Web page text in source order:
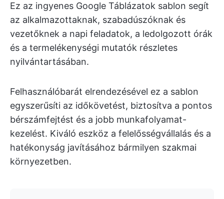
Ez az ingyenes Google Táblázatok sablon segít
az alkalmazottaknak, szabadúszóknak és
vezetőknek a napi feladatok, a ledolgozott órák
és a termelékenységi mutatók részletes
nyilvántartásában.
Felhasználóbarát elrendezésével ez a sablon
egyszerűsíti az időkövetést, biztosítva a pontos
bérszámfejtést és a jobb munkafolyamat-
kezelést. Kiváló eszköz a felelősségvállalás és a
hatékonyság javításához bármilyen szakmai
környezetben.